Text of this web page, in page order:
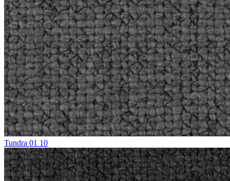
Tundra 01 10